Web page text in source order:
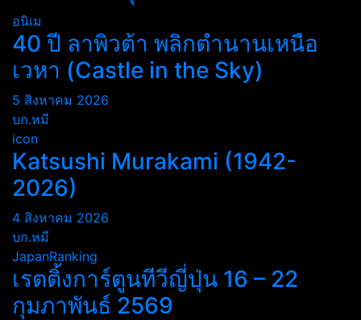
อนิเม
40 ปี ลาพิวต้า พลิกตำนานเหนือ
เวหา (Castle in the Sky)
5 สิงหาคม 2026
บก.หมี
icon
Katsushi Murakami (1942-
2026)
4 สิงหาคม 2026
บก.หมี
JapanRanking
เรตติ้งการ์ตูนทีวีญี่ปุ่น 16 – 22
กุมภาพันธ์ 2569